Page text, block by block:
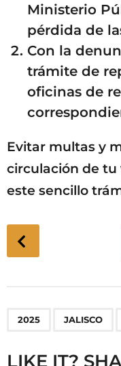
Ministerio
pérdida de
Con la
trámite de
oficinas de
Evitar multas y
circulación de tu
este sencillo
P
o
2025 JALISCO
LIKE IT?